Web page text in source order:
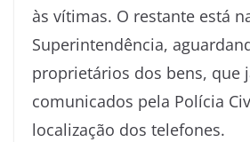
às vítimas. O restante está
Superintendência,
proprietários dos bens, que
comunicados pela Polícia
localização dos telefones.